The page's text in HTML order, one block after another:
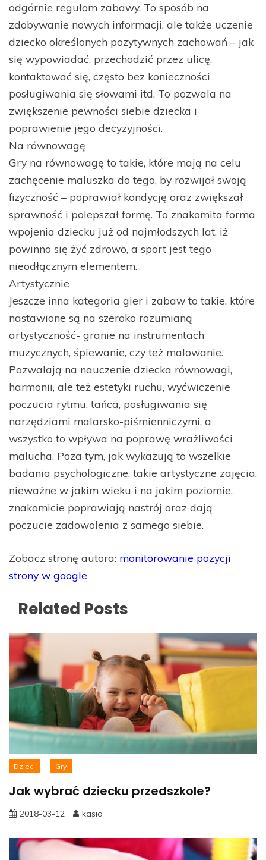
odgórnie regułom zabawy. To sposób na
zdobywanie nowych informacji, ale także uczenie
dziecko określonych pozytywnych zachowań – jak
się wypowiadać, przechodzić przez ulicę,
kontaktować się, często bez konieczności
posługiwania się słowami itd. To pozwala na
zwiększenie pewności siebie dziecka i
poprawienie jego decyzyjności.
Na równowagę
Gry na równowagę to takie, które mają na celu
zachęcenie maluszka do tego, by rozwijał swoją
fizyczność – poprawiał kondycję oraz zwiększał
sprawność i polepszał formę. To znakomita forma
wpojenia dziecku już od najmłodszych lat, iż
powinno się żyć zdrowo, a sport jest tego
nieodłącznym elementem.
Artystycznie
Jeszcze inna kategoria gier i zabaw to takie, które
nastawione są na szeroko rozumianą
artystyczność- granie na instrumentach
muzycznych, śpiewanie, czy też malowanie.
Pozwalają na nauczenie dziecka równowagi,
harmonii, ale też estetyki ruchu, wyćwiczenie
poczucia rytmu, tańca, posługiwania się
narzędziami malarsko-piśmienniczymi, a
wszystko to wpływa na poprawę wrażliwości
malucha. Poza tym, jak wykazują to wszelkie
badania psychologiczne, takie artystyczne zajęcia,
nieważne w jakim wieku i na jakim poziomie,
znakomicie poprawiają nastrój oraz dają
poczucie zadowolenia z samego siebie.
Zobacz stronę autora: monitorowanie pozycji
strony w google
Related Posts
Dzieci Gry
Jak wybrać dziecku przedszkole?
2018-03-12 kasia